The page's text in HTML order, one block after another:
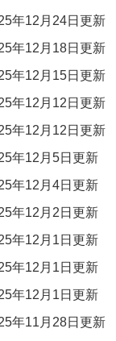
年12月24日更新
年12月18日更新
年12月15日更新
年12月12日更新
年12月12日更新
年12月5日更新
年12月4日更新
年12月2日更新
年12月1日更新
年12月1日更新
年12月1日更新
年11月28日更新